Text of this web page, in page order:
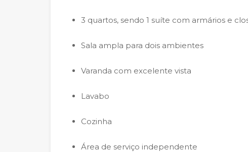
3 quartos, sendo 1 suíte com armários e
Sala ampla para dois ambientes
Varanda com excelente vista
Lavabo
Cozinha
Área de serviço independente